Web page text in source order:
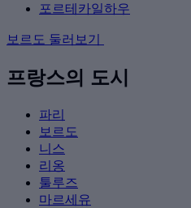
포르테카일하우
보르도 둘러보기
프랑스의 도시
파리
보르도
니스
리옹
툴루즈
마르세유